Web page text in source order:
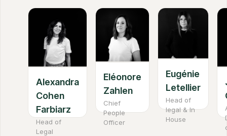
Alexandra
Cohen
Farbiarz
Head of
Legal
Eléonore
Zahlen
Chief
People
Officer
Eugénie
Letellier
Head of
legal & In
House